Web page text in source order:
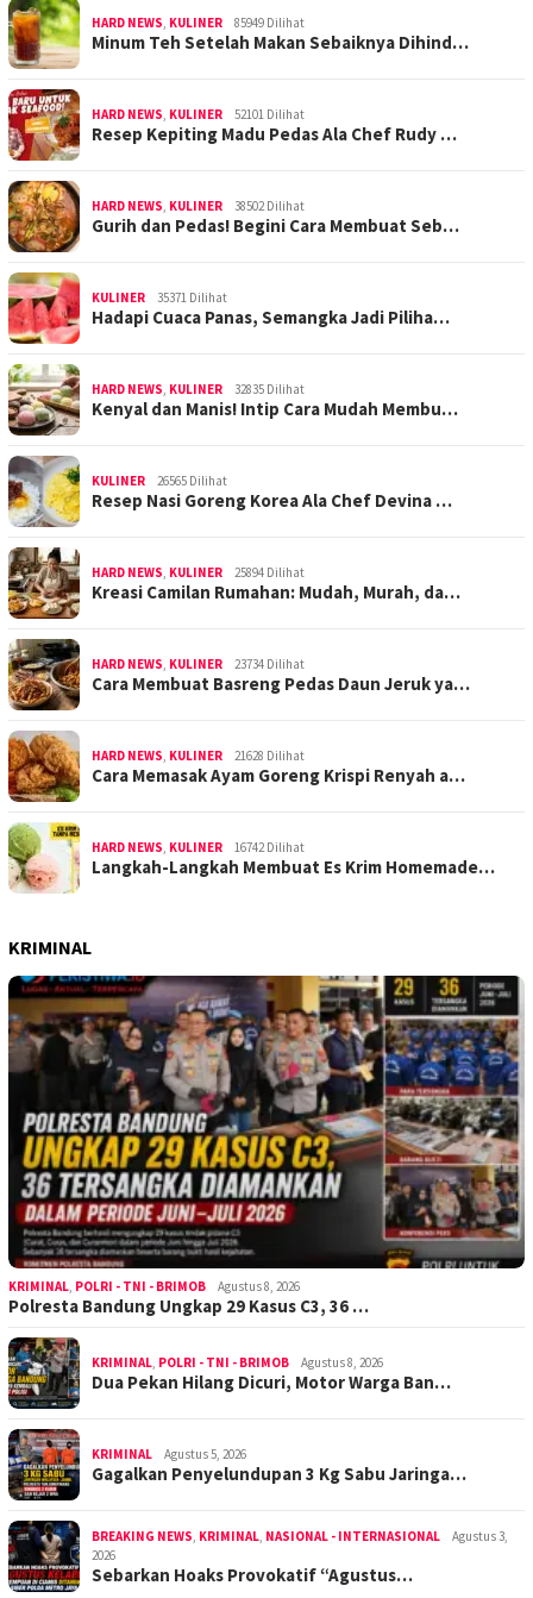
HARD NEWS, KULINER 85949 Dilihat
Minum Teh Setelah Makan Sebaiknya Dihind…
HARD NEWS, KULINER 52101 Dilihat
Resep Kepiting Madu Pedas Ala Chef Rudy …
HARD NEWS, KULINER 38502 Dilihat
Gurih dan Pedas! Begini Cara Membuat Seb…
KULINER 35371 Dilihat
Hadapi Cuaca Panas, Semangka Jadi Piliha…
HARD NEWS, KULINER 32835 Dilihat
Kenyal dan Manis! Intip Cara Mudah Membu…
KULINER 26565 Dilihat
Resep Nasi Goreng Korea Ala Chef Devina …
HARD NEWS, KULINER 25894 Dilihat
Kreasi Camilan Rumahan: Mudah, Murah, da…
HARD NEWS, KULINER 23734 Dilihat
Cara Membuat Basreng Pedas Daun Jeruk ya…
HARD NEWS, KULINER 21628 Dilihat
Cara Memasak Ayam Goreng Krispi Renyah a…
HARD NEWS, KULINER 16742 Dilihat
Langkah-Langkah Membuat Es Krim Homemade…
KRIMINAL
KRIMINAL POLRI - TNI - BRIMOB Agustus 8, 2026
Polresta Bandung Ungkap 29 Kasus C3, 36 …
KRIMINAL POLRI - TNI - BRIMOB Agustus 8, 2026
Dua Pekan Hilang Dicuri, Motor Warga Ban…
KRIMINAL Agustus 5, 2026
Gagalkan Penyelundupan 3 Kg Sabu Jaringa…
BREAKING NEWS KRIMINAL NASIONAL - INTERNASIONAL
Agustus 3,
2026
Sebarkan Hoaks Provokatif “Agustus…